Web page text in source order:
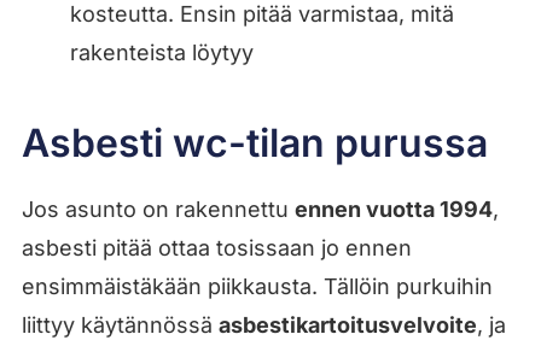
kosteutta. Ensin pitää varmistaa, mitä
rakenteista löytyy
Asbesti wc-tilan purussa
Jos asunto on rakennettu ennen vuotta 1994,
asbesti pitää ottaa tosissaan jo ennen
ensimmäistäkään piikkausta. Tällöin purkuihin
liittyy käytännössä asbestikartoitusvelvoite, ja